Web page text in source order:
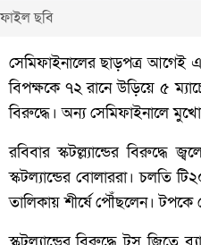
ফাইল ছবি
সেমিফাইনালের ছাড়পত্র আগেই
বিপক্ষকে ৭২ রানে উড়িয়ে ৫
বিরুদ্ধে। অন্য সেমিফাইনালে
রবিবার স্কটল্ল্যান্ডের
স্কটল্যান্ডের বোলাররা। চলতি
তালিকায় শীর্ষে পৌঁছলেন।